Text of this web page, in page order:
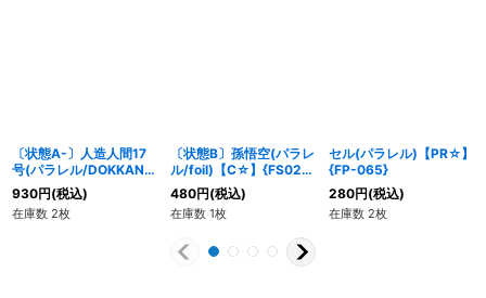
〔状態A-〕人造人間17
号(パラレル/DOKKAN
BATTLE)【UC☆】
{FB01-077[FB05]}
930円(税込)
在庫数 2枚
〔状態B〕孫悟空(パラレ
ル/foil)【C☆】{FS02-
04}
480円(税込)
在庫数 1枚
セル(パラレル)【PR☆】
{FP-065}
280円(税込)
在庫数 2枚